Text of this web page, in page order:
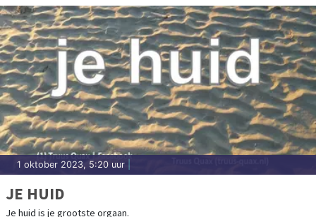
1 oktober 2023, 5:20 uur
JE HUID
Je huid is je grootste orgaan.